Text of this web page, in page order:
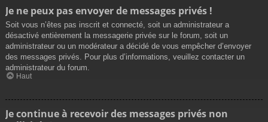
Je ne peux pas envoyer de messages privés !
Soit vous n’êtes pas inscrit et connecté, soit un administrateur a
désactivé entièrement la messagerie privée sur le forum, soit un
administrateur ou un modérateur a décidé de vous empêcher d’envoyer
des messages privés. Pour plus d’informations, veuillez contacter un
administrateur du forum.
Haut
Je continue à recevoir des messages privés non